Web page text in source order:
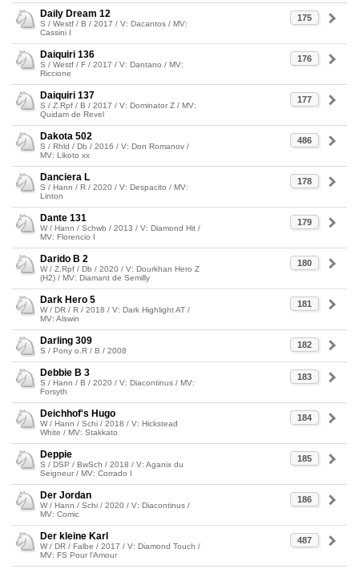
175
Daily Dream 12
S / Westf / B / 2017 / V: Dacantos / MV:
Cassini I
176
Daiquiri 136
S / Westf / F / 2017 / V: Dantano / MV:
Riccione
177
Daiquiri 137
S / Z.Rpf / B / 2017 / V: Dominator Z / MV:
Quidam de Revel
486
Dakota 502
S / Rhld / Db / 2016 / V: Don Romanov /
MV: Likoto xx
178
Danciera L
S / Hann / R / 2020 / V: Despacito / MV:
Linton
179
Dante 131
W / Hann / Schwb / 2013 / V: Diamond Hit /
MV: Florencio I
180
Darido B 2
W / Z.Rpf / Db / 2020 / V: Dourkhan Hero Z
(H2) / MV: Diamant de Semilly
181
Dark Hero 5
W / DR / R / 2018 / V: Dark Highlight AT /
MV: Alswin
182
Darling 309
S / Pony o.R / B / 2008
183
Debbie B 3
S / Hann / B / 2020 / V: Diacontinus / MV:
Forsyth
184
Deichhof's Hugo
W / Hann / Schi / 2018 / V: Hickstead
White / MV: Stakkato
185
Deppie
S / DSP / BwSch / 2018 / V: Aganix du
Seigneur / MV: Corrado I
186
Der Jordan
W / Hann / Schi / 2020 / V: Diacontinus /
MV: Comic
487
Der kleine Karl
W / DR / Falbe / 2017 / V: Diamond Touch /
MV: FS Pour l'Amour